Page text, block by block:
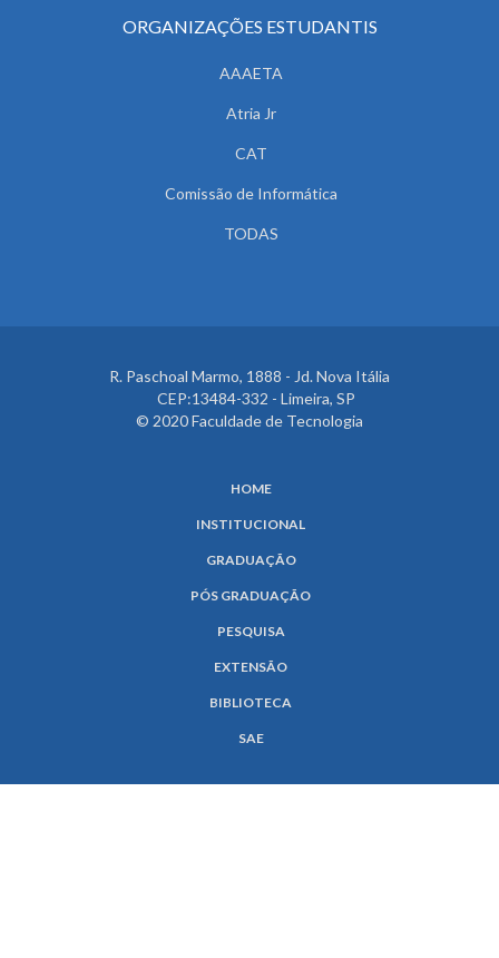
ORGANIZAÇÕES ESTUDANTIS
AAAETA
Atria Jr
CAT
Comissão de Informática
TODAS
R. Paschoal Marmo, 1888 - Jd. Nova Itália
CEP:13484-332 - Limeira, SP
© 2020 Faculdade de Tecnologia
HOME
INSTITUCIONAL
GRADUAÇÃO
PÓS GRADUAÇÃO
PESQUISA
EXTENSÃO
BIBLIOTECA
SAE